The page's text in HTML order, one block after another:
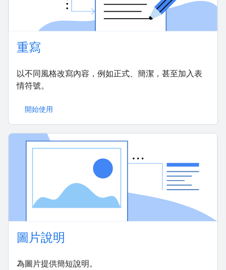
重寫
以不同風格改寫內容，例如正式、簡潔，甚至加入表
情符號。
開始使用
圖片說明
為圖片提供簡短說明。